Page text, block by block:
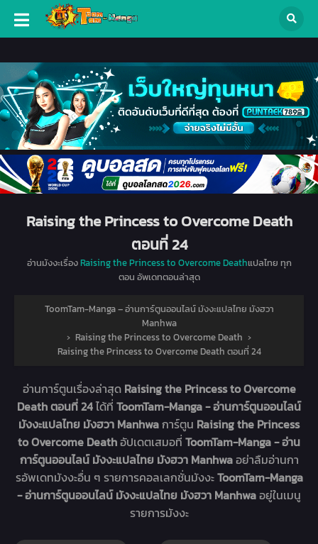
Raising the Princess to Overcome Death
ตอนที่ 24
อ่านมังงะเรื่องRaising the Princess to Overcome Deathแปลไทย ทุก
ตอน อัพเดทตอนล่าสุด
ToomTam-Manga – อ่านการ์ตูนออนไลน์ มังงะแปลไทย มังฮวา
Manhwa
› Raising the Princess to Overcome Death ›
Raising the Princess to Overcome Death ตอนที่ 24
อ่านการ์ตูนเรื่องล่าสุด Raising the Princess to Overcome
Death ตอนที่ 24ได้ที่ ToomTam-Manga - อ่านการ์ตูนออนไลน์
มังงะแปลไทย มังฮวา Manhwaการ์ตูน Raising the Princess
to Overcome Deathอัปเดตเสมอที่ ToomTam-Manga - อ่าน
การ์ตูนออนไลน์ มังงะแปลไทย มังฮวา Manhwaอย่าลืมอ่านกา
รอัพเดทมังงะอื่น ๆ รายการคอลเลกชั่นมังงะToomTam-Manga
- อ่านการ์ตูนออนไลน์ มังงะแปลไทย มังฮวา Manhwaอยู่ในเมนู
รายการมังงะ